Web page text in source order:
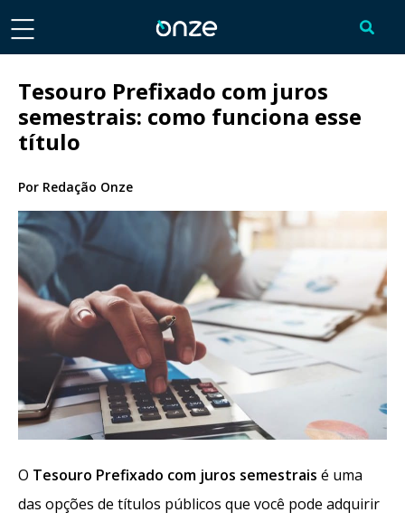
Tesouro Prefixado com juros
semestrais: como funciona esse
título
Por Redação Onze
O Tesouro Prefixado com juros semestrais é uma
das opções de títulos públicos que você pode adquirir